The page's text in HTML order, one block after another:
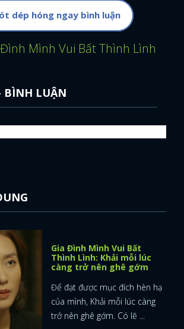
dép hóng ngay bình luận
Mình Vui Bất Thình Lình
BÌNH LUẬN
Gia Đình Mình Vui Bất
Thình Lình: Khải mỗi lúc
càng trở nên ghê gớm
Để đạt được mục đích hèn hạ
của mình, Khải mỗi lúc càng
trở nên ghê gớm. Có lẽ ...